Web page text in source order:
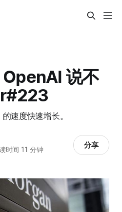
说不
速度快速增长。
时间 11 分钟 分享